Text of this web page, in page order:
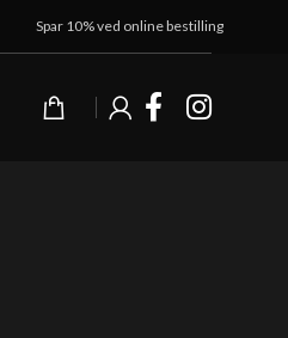
Spar 10% ved online bestilling